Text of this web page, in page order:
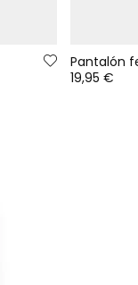
Pantalón
19,95 €